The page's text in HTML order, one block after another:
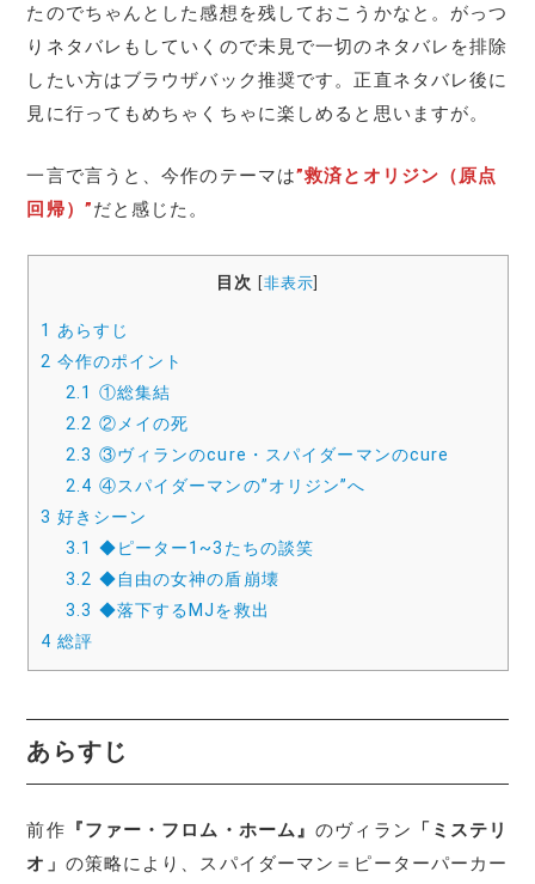
たのでちゃんとした感想を残しておこうかなと。がっつ
りネタバレもしていくので未見で一切のネタバレを排除
したい方はブラウザバック推奨です。正直ネタバレ後に
見に行ってもめちゃくちゃに楽しめると思いますが。
一言で言うと、今作のテーマは”救済とオリジン（原点
回帰）”だと感じた。
目次 非表示
1 あらすじ
2 今作のポイント
2.1 ①総集結
2.2 ②メイの死
2.3 ③ヴィランのcure・スパイダーマンのcure
2.4 ④スパイダーマンの”オリジン”へ
3 好きシーン
3.1 ◆ピーター1~3たちの談笑
3.2 ◆自由の女神の盾崩壊
3.3 ◆落下するMJを救出
4 総評
あらすじ
前作 『ファー・フロム・ホーム』のヴィラン
「ミステリ
オ」 の策略により、スパイダーマン＝ピーターパーカー